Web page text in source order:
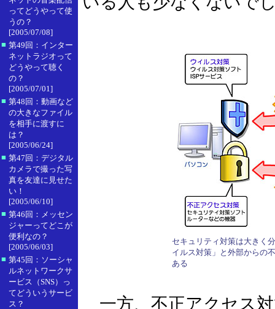
ってどうやって使
うの？
[2005/07/08]
■ 第49回：インター
ネットラジオって
どうやって聴く
の？
[2005/07/01]
■ 第48回：動画など
の大きなファイル
を相手に渡すに
は？
[2005/06/24]
■ 第47回：デジタル
カメラで撮った写
真を友達に見せた
い！
[2005/06/10]
■ 第46回：メッセン
ジャーってどこが
便利なの？
[2005/06/03]
■ 第45回：ソーシャ
ルネットワークサ
ービス（SNS）っ
てどういうサービ
ス？
セキュリティ対策は大きく
イルス対策」と外部からの
ある
一方、不正アクセス